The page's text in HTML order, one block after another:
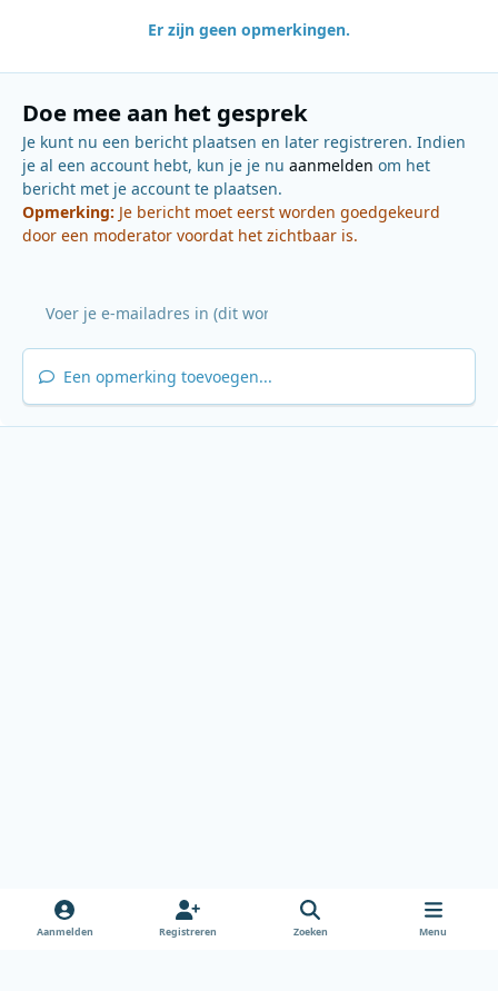
Er zijn geen opmerkingen.
Doe mee aan het gesprek
Je kunt nu een bericht plaatsen en later registreren. Indien
je al een account hebt, kun je je nu aanmelden om het
bericht met je account te plaatsen.
Opmerking: Je bericht moet eerst worden goedgekeurd
door een moderator voordat het zichtbaar is.
Een opmerking toevoegen...
Aanmelden Registreren Zoeken Menu